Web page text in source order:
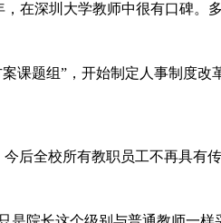
，在深圳大学教师中很有口碑。
课题组”，开始制定人事制度
后全校所有教职员工不再具有